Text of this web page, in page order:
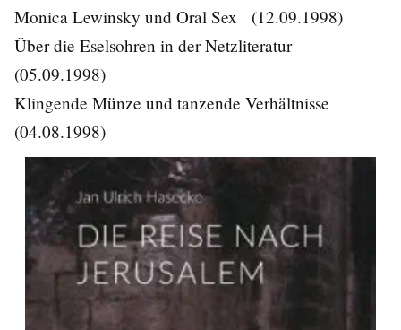
Monica Lewinsky und Oral Sex
(12.09.1998)
Über die Eselsohren in der Netzliteratur
(05.09.1998)
Klingende Münze und tanzende Verhältnisse
(04.08.1998)